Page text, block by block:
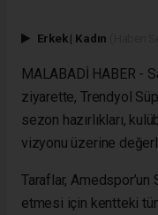
Erkek | Kadın
MALABADİ HABER -
ziyarette, Trendyol
sezon hazırlıkları,
vizyonu üzerine
Taraflar, Amedspor’un
etmesi için kentteki